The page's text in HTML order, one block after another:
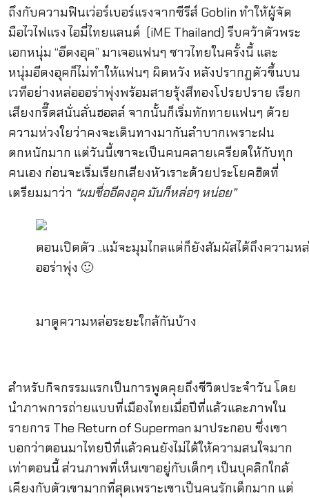
ถึงกับความฟินเว่อร์เบอร์แรงจากซีรีส์ Goblin ทำให้ผู้จัด
มือไวไฟแรง ไอมี่ไทยแลนด์ (iME Thailand) รีบคว้าตัวพระ
เอกหนุ่ม “อีดงอุค” มาเจอแฟนๆ ชาวไทยในครั้งนี้ และ
หนุ่มอีดงอุคก็ไม่ทำให้แฟนๆ ผิดหวัง หลังปรากฏตัวขึ้นบน
เวทีอย่างหล่อออร่าพุ่งพร้อมสายรุ้งสีทองโปรยปราย เรียก
เสียงกรี๊ดสนั่นลั่นฮอลล์ จากนั้นก็เริ่มทักทายแฟนๆ ด้วย
ความห่วงใยว่าคงจะเดินทางมากันลำบากเพราะฝน
ตกหนักมาก แต่วันนี้เขาจะเป็นคนคลายเครียดให้กับทุก
คนเอง ก่อนจะเริ่มเรียกเสียงหัวเราะด้วยประโยคฮิตที่
เตรียมมาว่า “ผมชื่ออีดงอุค มันก็หล่อๆ หน่อย”
ตอนเปิดตัว ..แม้จะมุมไกลแต่ก็ยังสัมผัสได้ถึงความห
ออร่าพุ่ง 🙂
มาดูความหล่อระยะใกล้กันบ้าง
สำหรับกิจกรรมแรกเป็นการพูดคุยถึงชีวิตประจำวัน โดย
นำภาพการถ่ายแบบที่เมืองไทยเมื่อปีที่แล้วและภาพใน
รายการ The Return of Superman มาประกอบ ซึ่งเขา
บอกว่าตอนมาไทยปีที่แล้วคนยังไม่ได้ให้ความสนใจมาก
เท่าตอนนี้ ส่วนภาพที่เห็นเขาอยู่กับเด็กๆ เป็นบุคลิกใกล้
เคียงกับตัวเขามากที่สุดเพราะเขาเป็นคนรักเด็กมาก แต่